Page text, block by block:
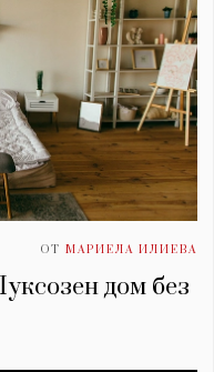
ОТ МАРИЕЛА ИЛИЕВА
дом без